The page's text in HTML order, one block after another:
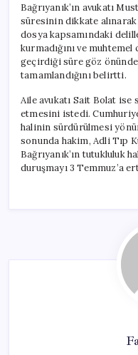
Bağrıyanık’ın avukatı
süresinin dikkate
dosya kapsamındaki
kurmadığını ve
geçirdiği süre göz
tamamlandığını belirtti.
Aile avukatı Sait Bolat ise
etmesini istedi.
halinin sürdürülmesi
sonunda hakim, Adli Tıp
Bağrıyanık’ın tutukluluk
duruşmayı 3 Temmuz’a